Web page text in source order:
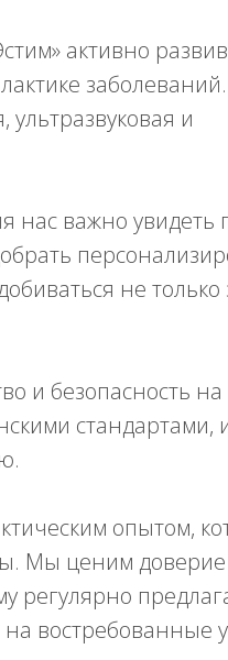
активно
и
нас важно увидеть
не
и безопасность
стандартами,
опытом,
Мы ценим
регулярно
востребованные